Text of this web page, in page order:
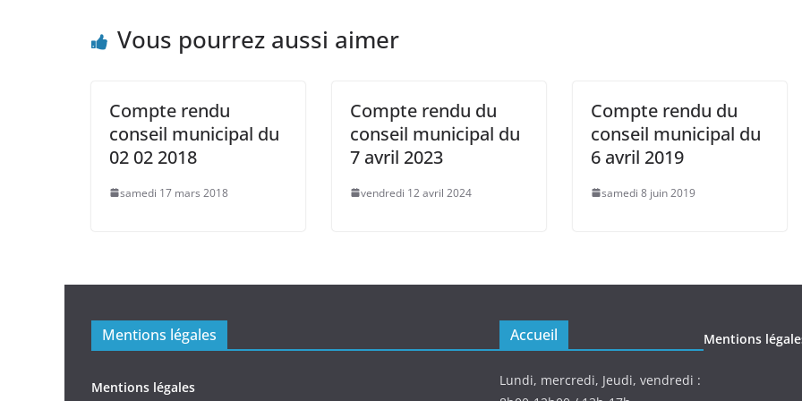
Vous pourrez aussi aimer
Compte rendu
conseil municipal du
02 02 2018
samedi 17 mars 2018
Compte rendu du
conseil municipal du
7 avril 2023
vendredi 12 avril 2024
Compte rendu du
conseil municipal du
6 avril 2019
samedi 8 juin 2019
Mentions légales
Mentions légales
Accueil
Lundi, mercredi, Jeudi, vendredi :
Mentions